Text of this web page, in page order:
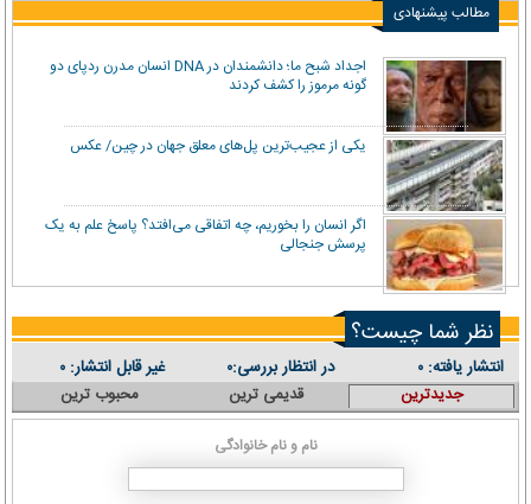
مطالب پیشنهادی
اجداد شبح ما؛ دانشمندان در DNA انسان مدرن ردپای دو
گونه مرموز را کشف کردند
یکی از عجیب‌ترین پل‌های معلق جهان در چین/ عکس
اگر انسان را بخوریم، چه اتفاقی می‌افتد؟ پاسخ علم به یک
پرسش جنجالی
نظر شما چیست؟
انتشار یافته: ۰ در انتظار بررسی:۰ غیر قابل انتشار: ۰
جدیدترین قدیمی ترین محبوب ترین
نام و نام خانوادگی